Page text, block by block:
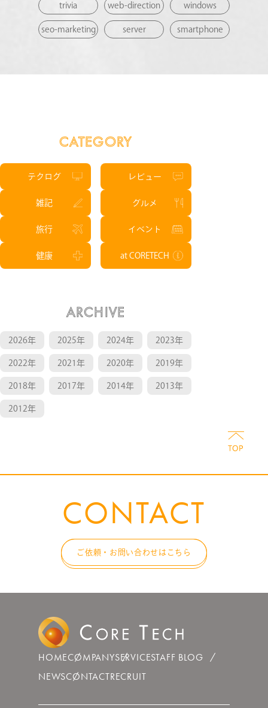
trivia web-direction windows
seo-marketing server smartphone
CATEGORY
テクログ レビュー
雑記 グルメ
旅行 イベント
健康 at CORETECH
ARCHIVE
2026年 2025年 2024年 2023年
2022年 2021年 2020年 2019年
2018年 2017年 2014年 2013年
2012年
CONTACT
ご依頼・お問い合わせはこちら
HOMECOMPANYSERVICESTAFF BLOG
NEWSCONTACTRECRUIT